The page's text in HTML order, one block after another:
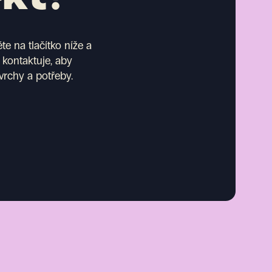
na tlačítko níže a
aby
a potřeby.